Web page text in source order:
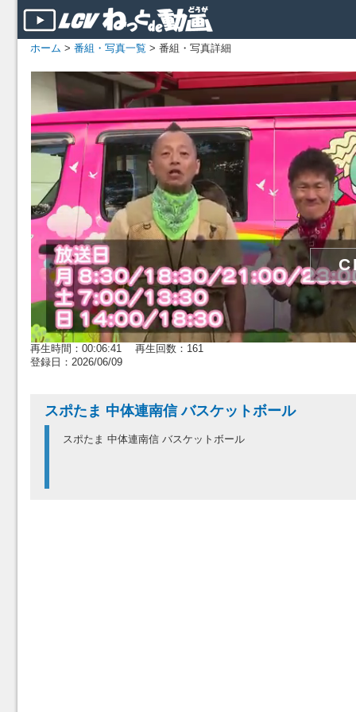
ホーム > 番組・写真一覧 > 番組・写真詳細
再生時間：00:06:41 再生回数：161
登録日：2026/06/09
スポたま 中体連南信 バスケットボール
スポたま 中体連南信 バスケットボール